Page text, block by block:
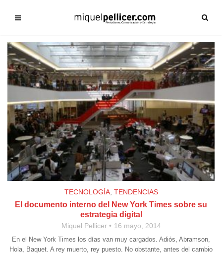
TECNOLOGÍA, TENDENCIAS
El documento interno del New York Times sobre su
estrategia digital
Miquel Pellicer 16 mayo, 2014
En el New York Times los días van muy cargados. Adiós, Abramson,
Hola, Baquet. A rey muerto, rey puesto. No obstante, antes del cambio